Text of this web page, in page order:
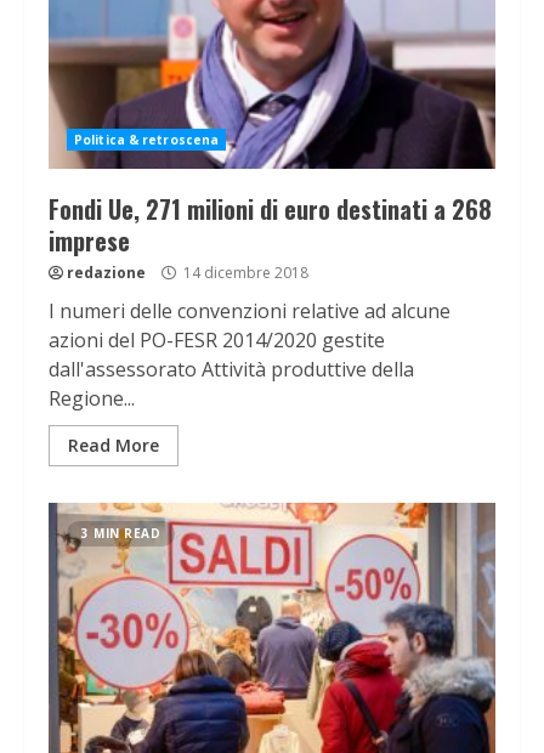
Politica & retroscena
Fondi Ue, 271 milioni di euro destinati a 268
imprese
redazione 14 dicembre 2018
I numeri delle convenzioni relative ad alcune
azioni del PO-FESR 2014/2020 gestite
dall'assessorato Attività produttive della
Regione...
Read More
3 MIN READ